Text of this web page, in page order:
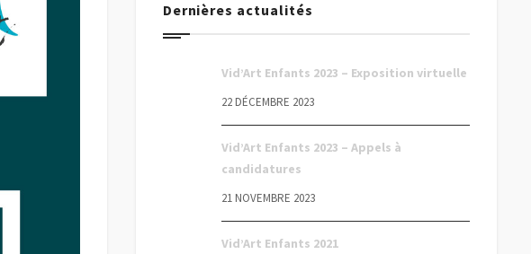
Dernières actualités
Vid’Art Enfants 2023 – Exposition virtuelle
22 DÉCEMBRE 2023
Vid’Art Enfants 2023 – Appels à
candidatures
21 NOVEMBRE 2023
Vid’Art Enfants 2021